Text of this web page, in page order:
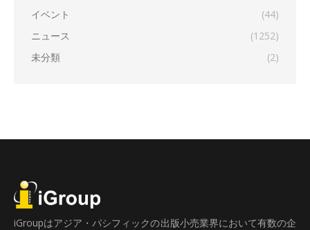
イベント
(44)
ニュース
(1252)
未分類
(2)
iGroupはアジア・パシフィックの出版小売業界において有数の企